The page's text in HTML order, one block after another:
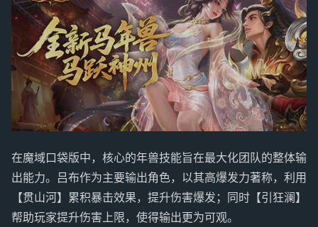
在魔域口袋版中，核心的年兽技能旨在最大化团队的整体输
出能力。吕布作为主要输出角色，以其高爆发力著称，利用
【贯山河】累积暴击效果，提升伤害爆发；同时【引狂澜】
帮助玩家提升伤害上限，使得输出更为可观。